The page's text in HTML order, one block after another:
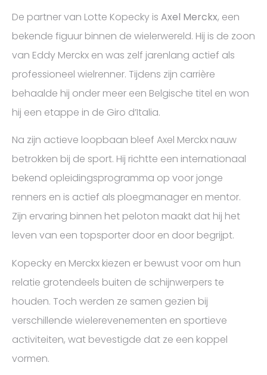
De partner van Lotte Kopecky is Axel Merckx, een
bekende figuur binnen de wielerwereld. Hij is de zoon
van Eddy Merckx en was zelf jarenlang actief als
professioneel wielrenner. Tijdens zijn carrière
behaalde hij onder meer een Belgische titel en won
hij een etappe in de Giro d’Italia.
Na zijn actieve loopbaan bleef Axel Merckx nauw
betrokken bij de sport. Hij richtte een internationaal
bekend opleidingsprogramma op voor jonge
renners en is actief als ploegmanager en mentor.
Zijn ervaring binnen het peloton maakt dat hij het
leven van een topsporter door en door begrijpt.
Kopecky en Merckx kiezen er bewust voor om hun
relatie grotendeels buiten de schijnwerpers te
houden. Toch werden ze samen gezien bij
verschillende wielerevenementen en sportieve
activiteiten, wat bevestigde dat ze een koppel
vormen.